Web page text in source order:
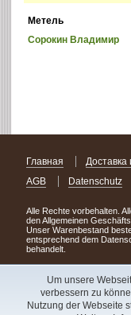
Um unsere
verbessern zu
Nutzung der Webseite
Метель
Сорокин Владимир
Главная Доставка
AGB
Datenschutz
Alle Rechte vorbehalten.
den Allgemeinen
Unser Warenbestand
entsprechend dem
behandelt.
Сделав заказ сегодня,
НОВИНКИ из Германии!
Copyright 2003 - 2023 ©